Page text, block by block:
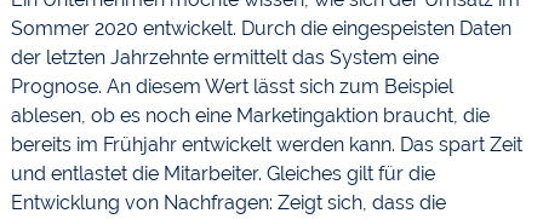
Sommer 2020 entwickelt. Durch die eingespeisten Daten
der letzten Jahrzehnte ermittelt das System eine
Prognose. An diesem Wert lässt sich zum Beispiel
ablesen, ob es noch eine Marketingaktion braucht, die
bereits im Frühjahr entwickelt werden kann. Das spart Zeit
und entlastet die Mitarbeiter. Gleiches gilt für die
Entwicklung von Nachfragen: Zeigt sich, dass die